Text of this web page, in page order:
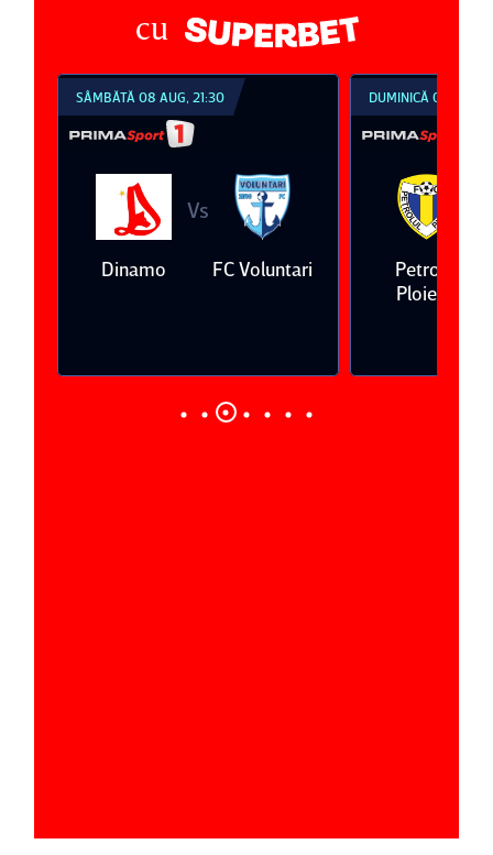
cu
SÂMBĂTĂ 08 AUG, 21:30
Dinamo
Vs
FC Voluntari
DUMINICĂ 09 AUG,
Petrolul
Ploieşti